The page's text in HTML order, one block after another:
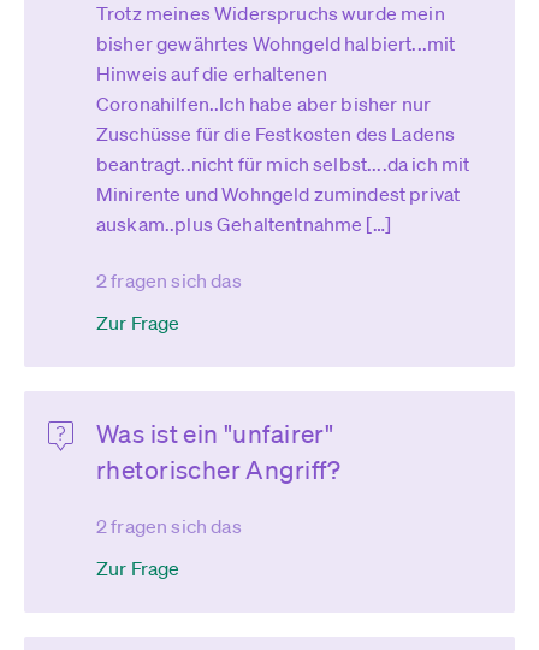
Trotz meines Widerspruchs wurde mein
bisher gewährtes Wohngeld halbiert...mit
Hinweis auf die erhaltenen
Coronahilfen..Ich habe aber bisher nur
Zuschüsse für die Festkosten des Ladens
beantragt..nicht für mich selbst....da ich mit
Minirente und Wohngeld zumindest privat
auskam..plus Gehaltentnahme […]
2 fragen sich das
Zur Frage
Was ist ein "unfairer"
rhetorischer Angriff?
2 fragen sich das
Zur Frage